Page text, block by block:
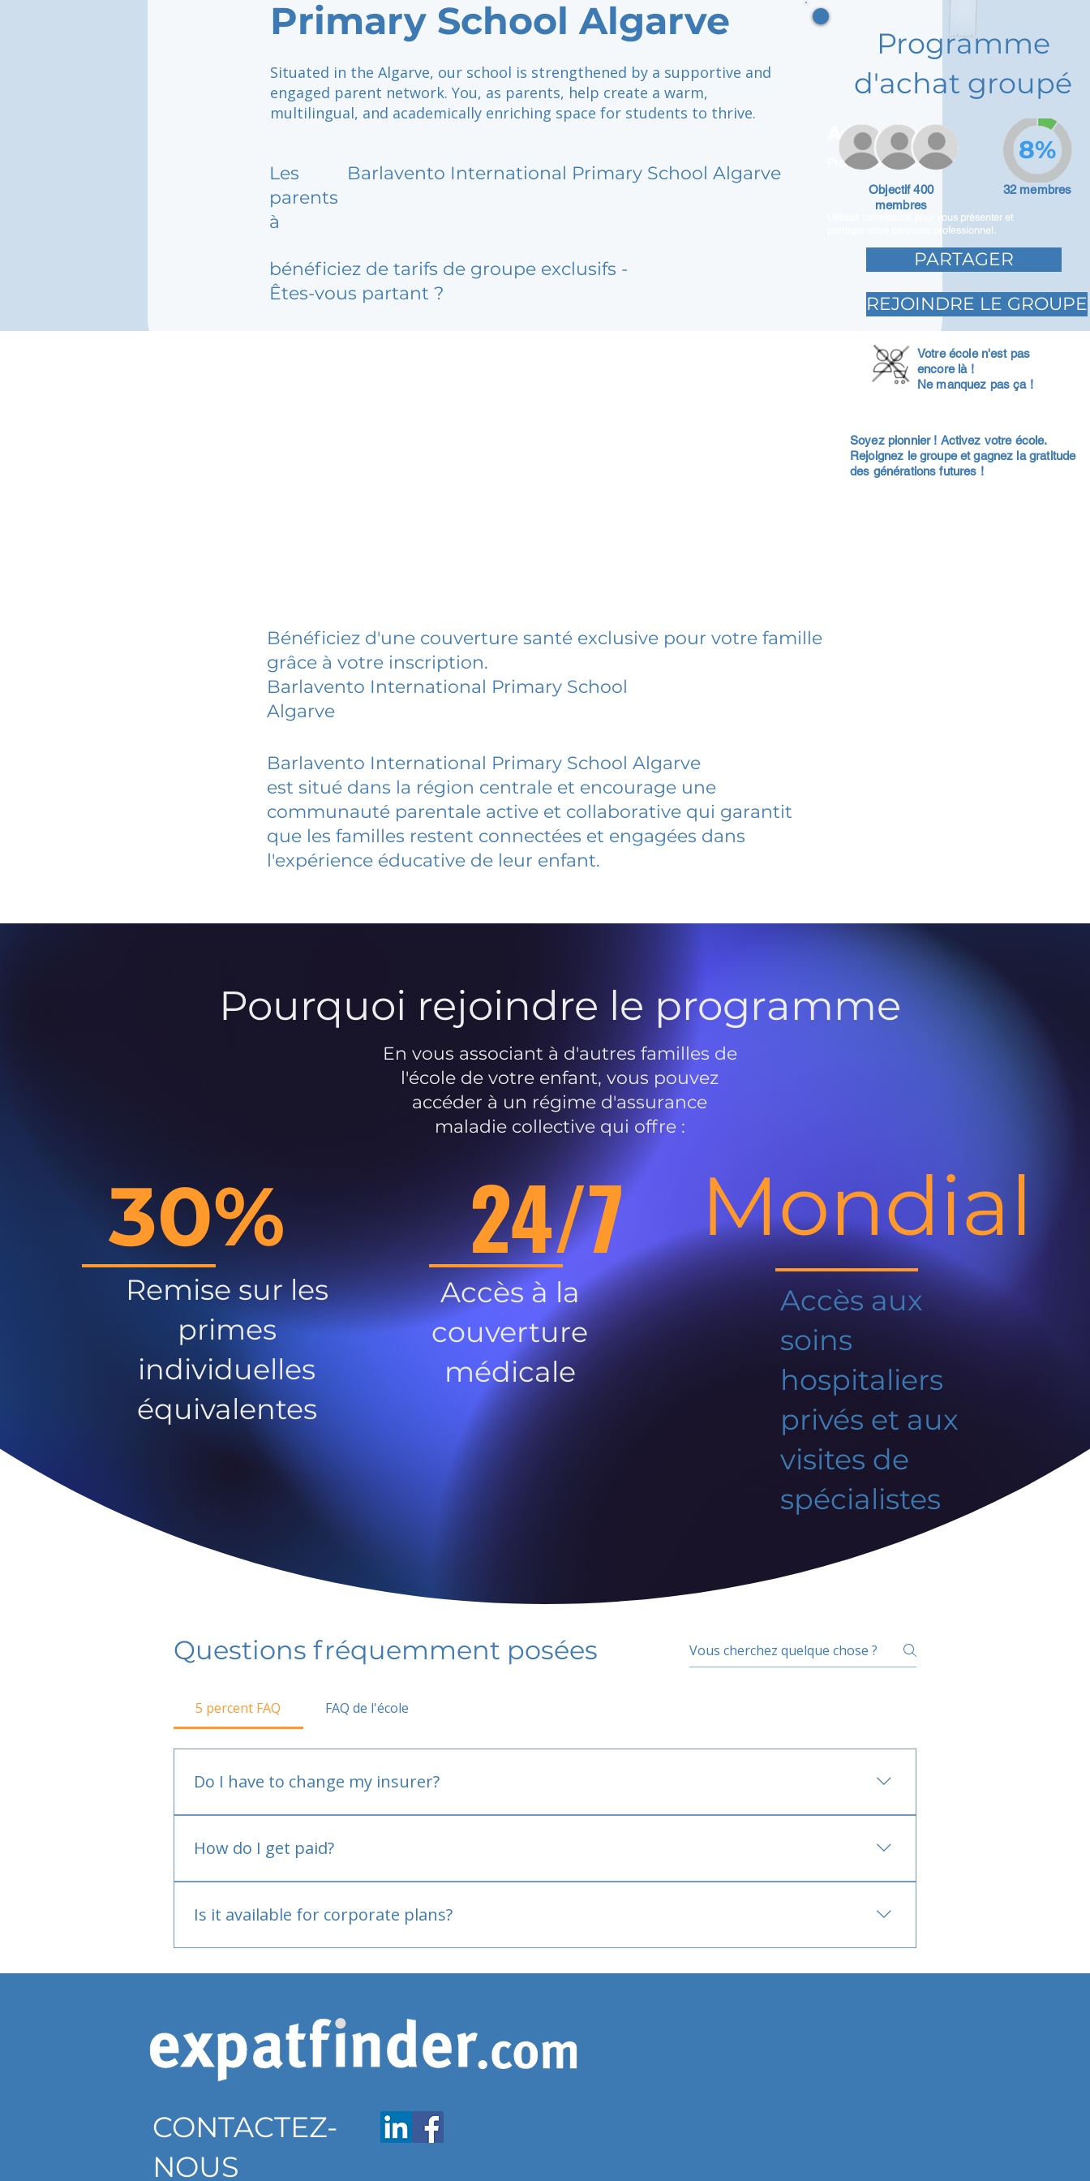
Primary School Algarve
Situated in the Algarve, our school is strengthened by a supportive and
engaged parent network. You, as parents, help create a warm,
multilingual, and academically enriching space for students to thrive.
Les
parents
à
Barlavento International Primary School Algarve
bénéficiez de tarifs de groupe exclusifs -
Êtes-vous partant ?
Adam Caar
Promoteur
Utilisez cet espace pour vous présenter et
partager votre parcours professionnel.
Programme
d'achat groupé
Objectif 400
membres
32 membres
8%
PARTAGER
REJOINDRE LE GROUPE
Votre école n'est pas
encore là !
Ne manquez pas ça !
Soyez pionnier ! Activez votre école.
Rejoignez le groupe et gagnez la gratitude
des générations futures !
Bénéficiez d'une couverture santé exclusive pour votre famille
grâce à votre inscription.
Barlavento International Primary School
Algarve
Barlavento International Primary School Algarve
est situé dans la région centrale et encourage une
communauté parentale active et collaborative qui garantit
que les familles restent connectées et engagées dans
l'expérience éducative de leur enfant.
Pourquoi rejoindre le programme
En vous associant à d'autres familles de
l'école de votre enfant, vous pouvez
accéder à un régime d'assurance
maladie collective qui offre :
30%
Remise sur les
primes
individuelles
équivalentes
24/7
Accès à la
couverture
médicale
Mondial
Accès aux
soins
hospitaliers
privés et aux
visites de
spécialistes
Questions fréquemment posées
5 percent FAQ FAQ de l'école
Do I have to change my insurer?
How do I get paid?
Is it available for corporate plans?
CONTACTEZ-
NOUS